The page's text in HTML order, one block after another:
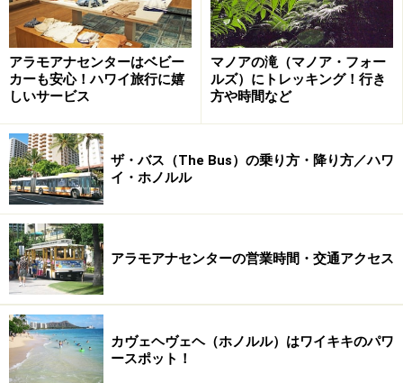
美景プールもアリイ・タワー専用
ふかふかのビーチベッドに横たわり、サンセットを鑑賞する
アリイの人々。なんとも優雅
アラモアナセンターはベビー
カーも安心！ハワイ旅行に嬉
しいサービス
マノアの滝（マノア・フォー
ルズ）にトレッキング！行き
方や時間など
ザ・バス（The Bus）の乗り方・降り方／ハワ
イ・ホノルル
アラモアナセンターの営業時間・交通アクセス
カヴェヘヴェヘ（ホノルル）はワイキキのパワ
ースポット！